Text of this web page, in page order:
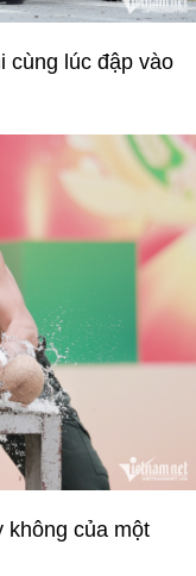
cùng lúc đập vào
của một